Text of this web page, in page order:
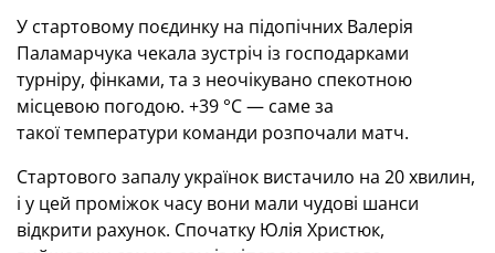
У стартовому поєдинку на підопічних Валерія
Паламарчука чекала зустріч із господарками
турніру, фінками, та з неочікувано спекотною
місцевою погодою. +39 °C — саме за
такої температури команди розпочали матч.
Стартового запалу українок вистачило на 20 хвилин,
і у цей проміжок часу вони мали чудові шанси
відкрити рахунок. Спочатку Юлія Христюк,